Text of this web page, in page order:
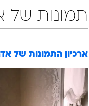
תמונות של
ארכיון התמונות של